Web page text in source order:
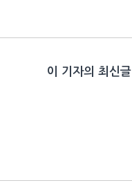
이 기자의 최신글